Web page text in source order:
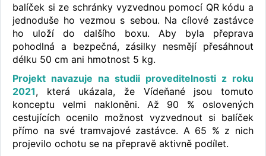
balíček si ze schránky vyzvednou pomocí QR kódu a
jednoduše ho vezmou s sebou. Na cílové zastávce
ho uloží do dalšího boxu. Aby byla přeprava
pohodlná a bezpečná, zásilky nesmějí přesáhnout
délku 50 cm ani hmotnost 5 kg.
Projekt navazuje na studii proveditelnosti z roku
2021, která ukázala, že Vídeňané jsou tomuto
konceptu velmi nakloněni. Až 90 % oslovených
cestujících ocenilo možnost vyzvednout si balíček
přímo na své tramvajové zastávce. A 65 % z nich
projevilo ochotu se na přepravě aktivně podílet.